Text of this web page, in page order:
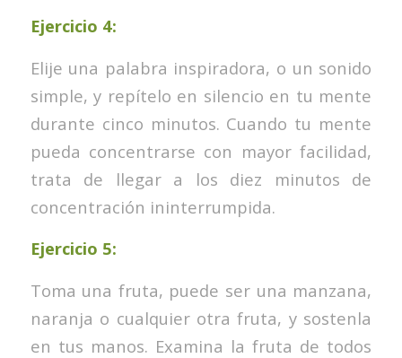
Ejercicio 4:
Elije una palabra inspiradora, o un sonido
simple, y repítelo en silencio en tu mente
durante cinco minutos. Cuando tu mente
pueda concentrarse con mayor facilidad,
trata de llegar a los diez minutos de
concentración ininterrumpida.
Ejercicio 5:
Toma una fruta, puede ser una manzana,
naranja o cualquier otra fruta, y sostenla
en tus manos. Examina la fruta de todos